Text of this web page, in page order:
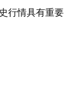
行情具有重要